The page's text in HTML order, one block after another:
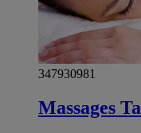
347930981
Massages